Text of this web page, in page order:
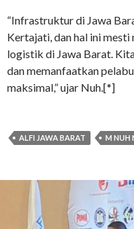
“Infrastruktur di Jawa
Kertajati, dan hal ini
logistik di Jawa Barat.
dan memanfaatkan
maksimal,” ujar Nuh.[*]
ALFI JAWA BARAT M NUH